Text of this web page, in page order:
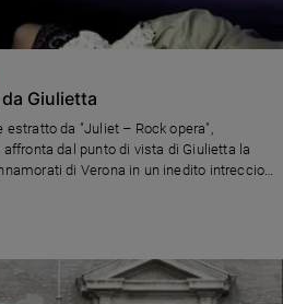
Giulietta
da "Juliet – Rock opera",
dal punto di vista di Giulietta la
di Verona in un inedito intreccio
è stata composta dalla band